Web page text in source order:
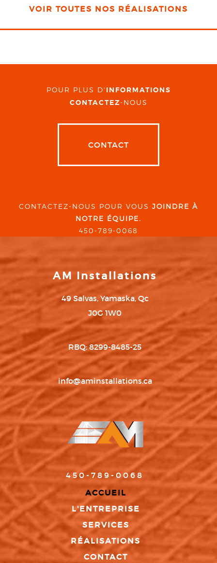
VOIR TOUTES NOS RÉALISATIONS
POUR PLUS D' INFORMATIONS
CONTACTEZ-NOUS
CONTACT
CONTACTEZ-NOUS POUR VOUS JOINDRE À
NOTRE ÉQUIPE.
450-789-0068
AM Installations
49 Salvas, Yamaska, Qc
J0G 1W0
RBQ: 8299-8485-25
info@aminstallations.ca
450-789-0068
ACCUEIL
L'ENTREPRISE
SERVICES
RÉALISATIONS
CONTACT